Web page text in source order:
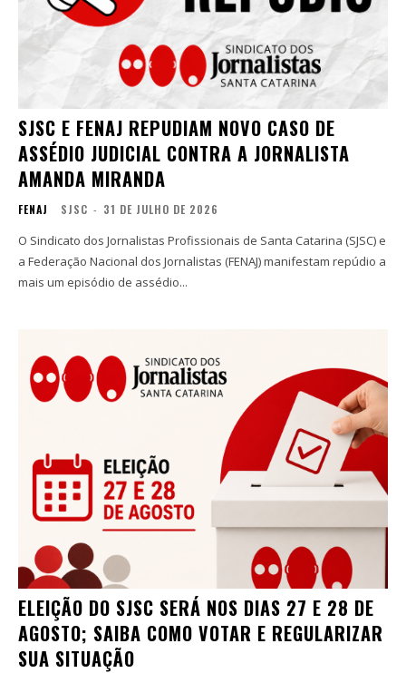
SJSC E FENAJ REPUDIAM NOVO CASO DE
ASSÉDIO JUDICIAL CONTRA A JORNALISTA
AMANDA MIRANDA
FENAJ SJSC - 31 DE JULHO DE 2026
O Sindicato dos Jornalistas Profissionais de Santa Catarina (SJSC) e
a Federação Nacional dos Jornalistas (FENAJ) manifestam repúdio a
mais um episódio de assédio...
ELEIÇÃO DO SJSC SERÁ NOS DIAS 27 E 28 DE
AGOSTO; SAIBA COMO VOTAR E REGULARIZAR
SUA SITUAÇÃO